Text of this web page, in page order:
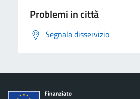
Problemi in città
Segnala disservizio